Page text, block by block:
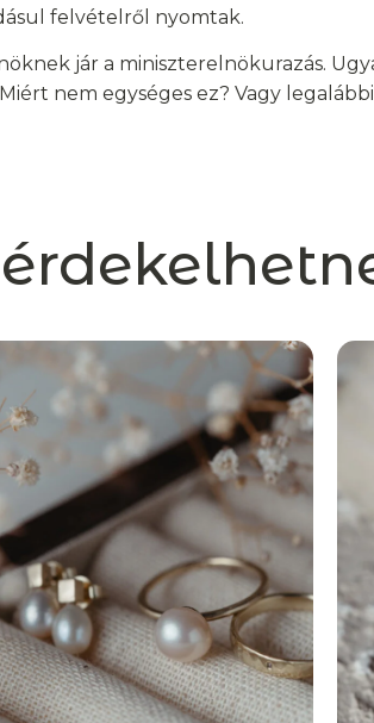
felvételről nyomtak.
jár a miniszterelnökurazás.
nem egységes ez? Vagy